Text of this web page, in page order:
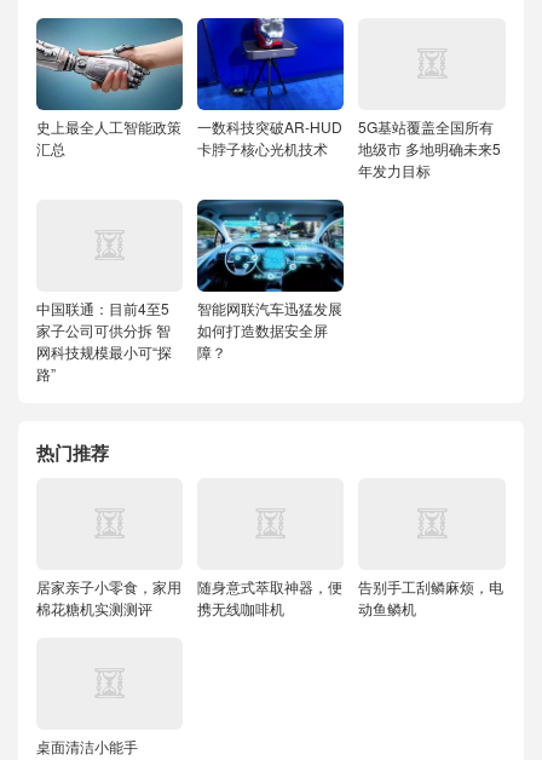
史上最全人工智能政策
汇总
一数科技突破AR-HUD
卡脖子核心光机技术
5G基站覆盖全国所有
地级市 多地明确未来5
年发力目标
中国联通：目前4至5
家子公司可供分拆 智
网科技规模最小可“探
路”
智能网联汽车迅猛发展
如何打造数据安全屏
障？
热门推荐
居家亲子小零食，家用
棉花糖机实测测评
随身意式萃取神器，便
携无线咖啡机
告别手工刮鳞麻烦，电
动鱼鳞机
桌面清洁小能手